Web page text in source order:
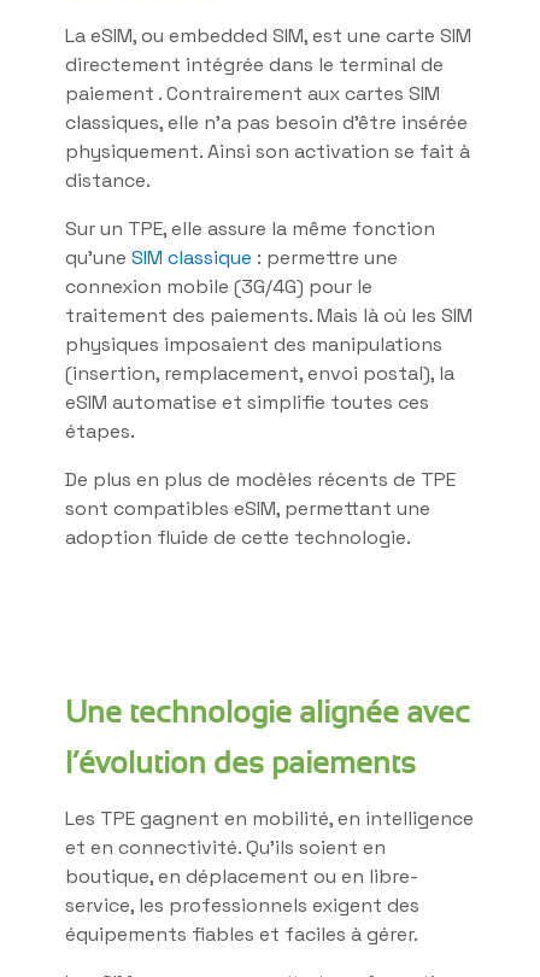
La eSIM, ou embedded SIM, est une carte SIM
directement intégrée dans le terminal de
paiement . Contrairement aux cartes SIM
classiques, elle n’a pas besoin d’être insérée
physiquement. Ainsi son activation se fait à
distance.
Sur un TPE, elle assure la même fonction
qu’une SIM classique : permettre une
connexion mobile (3G/4G) pour le
traitement des paiements. Mais là où les SIM
physiques imposaient des manipulations
(insertion, remplacement, envoi postal), la
eSIM automatise et simplifie toutes ces
étapes.
De plus en plus de modèles récents de TPE
sont compatibles eSIM, permettant une
adoption fluide de cette technologie.
Une technologie alignée avec
l’évolution des paiements
Les TPE gagnent en mobilité, en intelligence
et en connectivité. Qu’ils soient en
boutique, en déplacement ou en libre-
service, les professionnels exigent des
équipements fiables et faciles à gérer.